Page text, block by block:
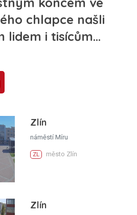
Zlín
náměstí Míru
ZL město Zlín
Zlín